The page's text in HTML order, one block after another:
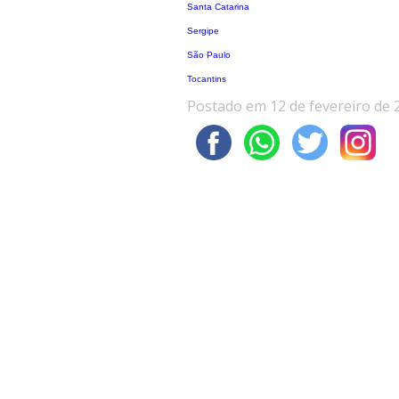
Santa Catarina
Sergipe
São Paulo
Tocantins
Postado em 12 de fevereiro de